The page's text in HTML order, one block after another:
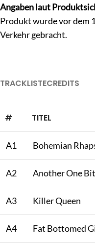
Angaben laut
Produkt wurde vor dem
Verkehr gebracht.
TRACKLISTECREDITS
# TITEL
A1 Bohemian
A2 Another One
A3 Killer Queen
A4 Fat Bottomed